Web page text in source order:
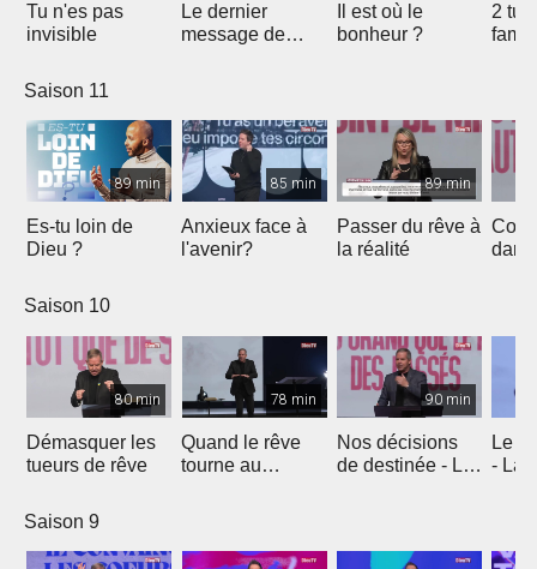
Tu n'es pas
invisible
Le dernier
message de
Il est où le
bonheur ?
2
Saison 11
89 min
Es-tu loin de
Dieu ?
85 min
Anxieux face à
l'avenir?
89 min
Passer du rêve à
la réalité
dans
Saison 10
80 min
Démasquer les
tueurs de rêve
78 min
Quand le rêve
tourne au
90 min
Nos décisions
de destinée - La
Le
- La
Saison 9